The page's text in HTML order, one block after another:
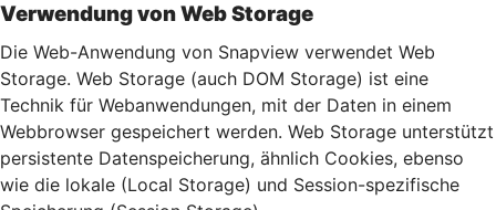
Verwendung von Web Storage
Die Web-Anwendung von Snapview verwendet Web
Storage. Web Storage (auch DOM Storage) ist eine
Technik für Webanwendungen, mit der Daten in einem
Webbrowser gespeichert werden. Web Storage unterstützt
persistente Datenspeicherung, ähnlich Cookies, ebenso
wie die lokale (Local Storage) und Session-spezifische